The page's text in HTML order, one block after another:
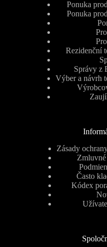
Ponuka
Ponuka
Rezidenční
Správy z
Výber a návrh
Zásady
Často
Kódex